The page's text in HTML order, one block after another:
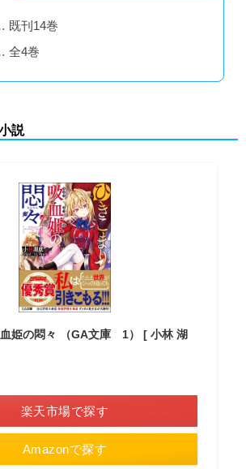
既刊14巻
全4巻
説
姫の悶々 （GA文庫 1） [ 小林 湖
楽天市場で探す
Amazonで探す